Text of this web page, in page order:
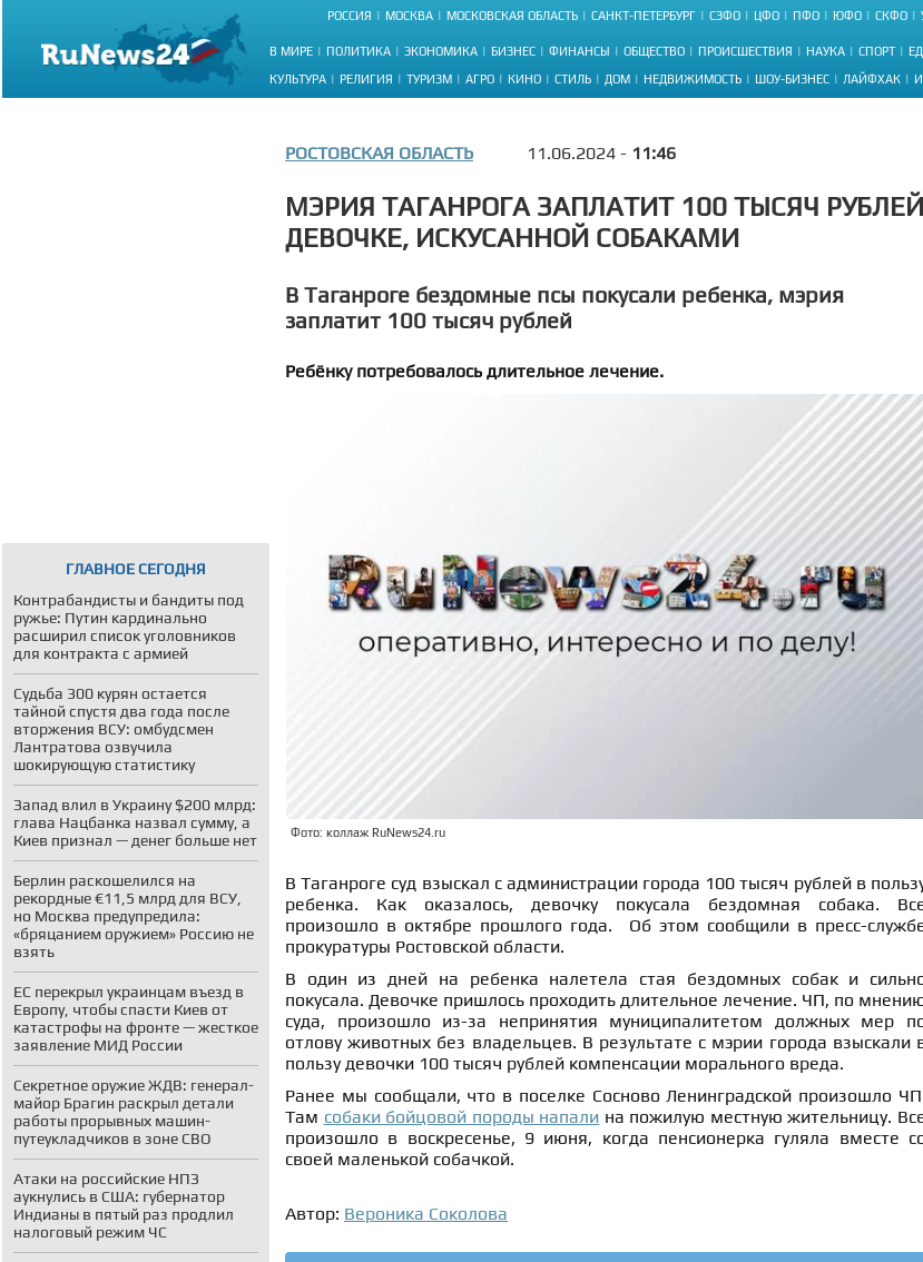
РОССИЯ МОСКВА МОСКОВСКАЯ ОБЛАСТЬ САНКТ-ПЕТЕРБУРГ СЗФО ЦФО ПФО ЮФО СКФО
В МИРЕ ПОЛИТИКА ЭКОНОМИКА БИЗНЕС ФИНАНСЫ ОБЩЕСТВО ПРОИСШЕСТВИЯ НАУКА СПОРТ
КУЛЬТУРА РЕЛИГИЯ ТУРИЗМ АГРО КИНО СТИЛЬ ДОМ НЕДВИЖИМОСТЬ ШОУ-БИЗНЕС ЛАЙФХАК
ГЛАВНОЕ СЕГОДНЯ
Контрабандисты и бандиты под
ружье: Путин кардинально
расширил список уголовников
для контракта с армией
Судьба 300 курян остается
тайной спустя два года после
вторжения ВСУ: омбудсмен
Лантратова озвучила
шокирующую статистику
Запад влил в Украину $200 млрд:
глава Нацбанка назвал сумму, а
Киев признал — денег больше нет
Берлин раскошелился на
рекордные €11,5 млрд для ВСУ,
но Москва предупредила:
«бряцанием оружием» Россию не
взять
ЕС перекрыл украинцам въезд в
Европу, чтобы спасти Киев от
катастрофы на фронте — жесткое
заявление МИД России
Секретное оружие ЖДВ: генерал-
майор Брагин раскрыл детали
работы прорывных машин-
путеукладчиков в зоне СВО
Атаки на российские НПЗ
аукнулись в США: губернатор
Индианы в пятый раз продлил
налоговый режим ЧС
РОСТОВСКАЯ ОБЛАСТЬ 11.06.2024 - 11:46
МЭРИЯ ТАГАНРОГА ЗАПЛАТИТ 100 ТЫСЯЧ РУБЛЕЙ
ДЕВОЧКЕ, ИСКУСАННОЙ СОБАКАМИ
В Таганроге бездомные псы покусали ребенка, мэрия
заплатит 100 тысяч рублей
Ребёнку потребовалось длительное лечение.
Фото: коллаж RuNews24.ru
В Таганроге суд взыскал с администрации города 100 тысяч рублей в
ребенка. Как оказалось, девочку покусала бездомная собака.
произошло в октябре прошлого года.
Об этом сообщили в пресс-
прокуратуры Ростовской области.
В один из дней на ребенка налетела стая бездомных собак и
покусала. Девочке пришлось проходить длительное лечение. ЧП, по
суда, произошло из-за непринятия муниципалитетом должных мер
отлову животных без владельцев. В результате с мэрии города взыскали
пользу девочки 100 тысяч рублей компенсации морального вреда.
Ранее мы сообщали, что в поселке Сосново Ленинградской произошло
Там собаки бойцовой породы напали на пожилую местную жительницу.
произошло в воскресенье, 9 июня, когда пенсионерка гуляла вместе
своей маленькой собачкой.
Автор: Вероника Соколова